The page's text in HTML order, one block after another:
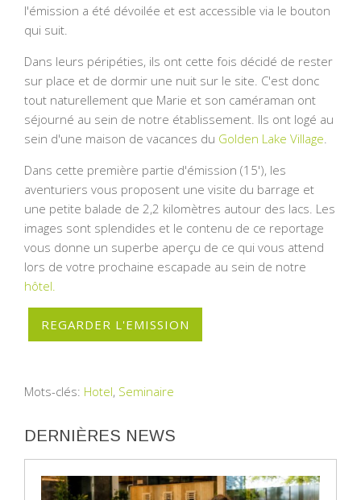
l'émission a été dévoilée et est accessible via le bouton
qui suit.
Dans leurs péripéties, ils ont cette fois décidé de rester
sur place et de dormir une nuit sur le site. C'est donc
tout naturellement que Marie et son caméraman ont
séjourné au sein de notre établissement. Ils ont logé au
sein d'une maison de vacances du Golden Lake Village
Dans cette première partie d'émission (15'), les
aventuriers vous proposent une visite du barrage et
une petite balade de 2,2 kilomètres autour des lacs. Les
images sont splendides et le contenu de ce reportage
vous donne un superbe aperçu de ce qui vous attend
lors de votre prochaine escapade au sein de notre
hôtel.
REGARDER L'EMISSION
Mots-clés: Hotel, Seminaire
DERNIÈRES NEWS